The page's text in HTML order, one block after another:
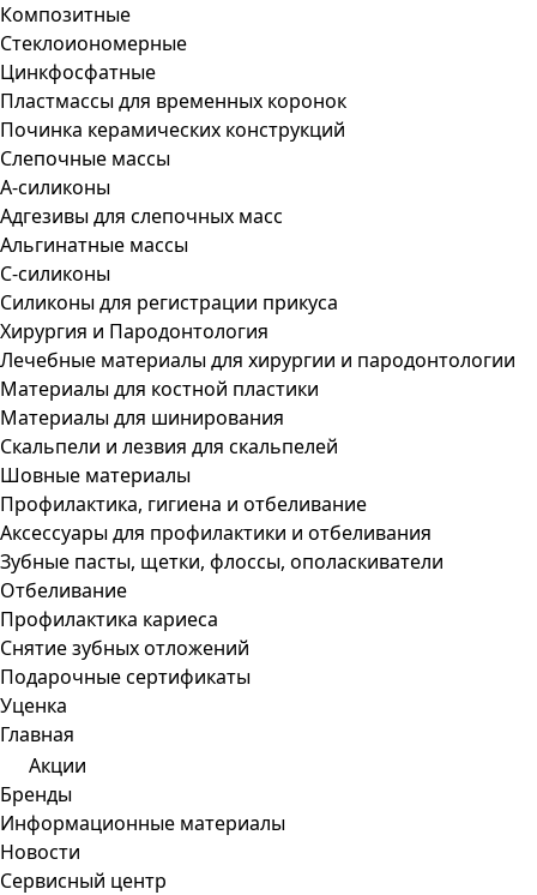
Композитные
Стеклоиономерные
Цинкфосфатные
Пластмассы для временных коронок
Починка керамических конструкций
Слепочные массы
А-силиконы
Адгезивы для слепочных масс
Альгинатные массы
С-силиконы
Силиконы для регистрации прикуса
Хирургия и Пародонтология
Лечебные материалы для хирургии и пародонтологии
Материалы для костной пластики
Материалы для шинирования
Скальпели и лезвия для скальпелей
Шовные материалы
Профилактика, гигиена и отбеливание
Аксессуары для профилактики и отбеливания
Зубные пасты, щетки, флоссы, ополаскиватели
Отбеливание
Профилактика кариеса
Снятие зубных отложений
Подарочные сертификаты
Уценка
Главная
Акции
Бренды
Информационные материалы
Новости
Сервисный центр